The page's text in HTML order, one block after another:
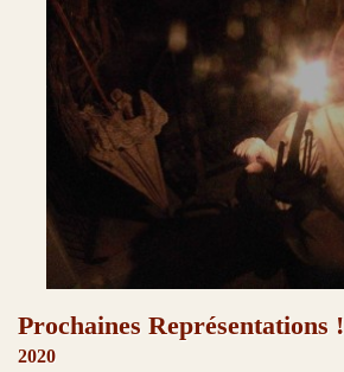
Prochaines Représentations !
2020